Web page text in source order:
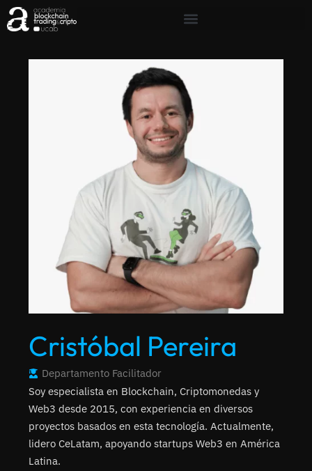
Cristóbal Pereira
Departamento Facilitador
Soy especialista en Blockchain, Criptomonedas y
Web3 desde 2015, con experiencia en diversos
proyectos basados en esta tecnología. Actualmente,
lidero CeLatam, apoyando startups Web3 en América
Latina.